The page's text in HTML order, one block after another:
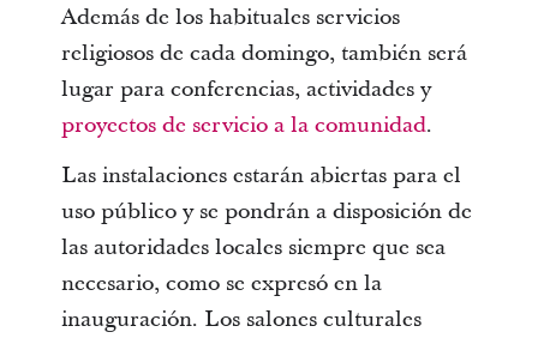
Además de los habituales servicios
religiosos de cada domingo, también será
lugar para conferencias, actividades y
proyectos de servicio a la comunidad.
Las instalaciones estarán abiertas para el
uso público y se pondrán a disposición de
las autoridades locales siempre que sea
necesario, como se expresó en la
inauguración. Los salones culturales